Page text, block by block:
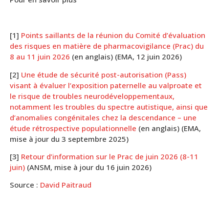
[1] Points saillants de la réunion du Comité d’évaluation
des risques en matière de pharmacovigilance (Prac) du
8 au 11 juin 2026 (en anglais) (EMA, 12 juin 2026)
[2] Une étude de sécurité post-autorisation (Pass)
visant à évaluer l’exposition paternelle au valproate et
le risque de troubles neurodéveloppementaux,
notamment les troubles du spectre autistique, ainsi que
d’anomalies congénitales chez la descendance – une
étude rétrospective populationnelle (en anglais) (EMA,
mise à jour du 3 septembre 2025)
[3] Retour d’information sur le Prac de juin 2026 (8-11
juin) (ANSM, mise à jour du 16 juin 2026)
Source : David Paitraud